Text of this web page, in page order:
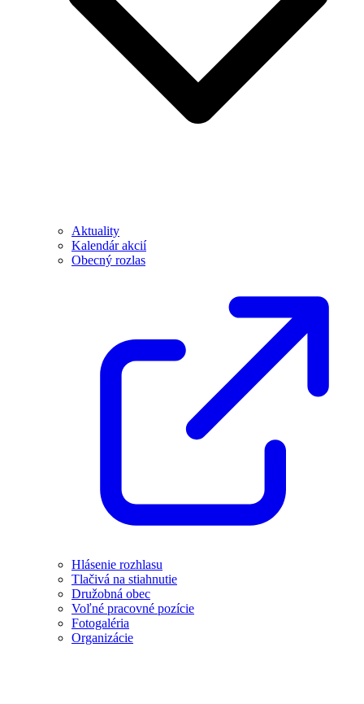
Aktuality
Kalendár akcií
Obecný rozlas
Hlásenie rozhlasu
Tlačivá na stiahnutie
Družobná obec
Voľné pracovné pozície
Fotogaléria
Organizácie